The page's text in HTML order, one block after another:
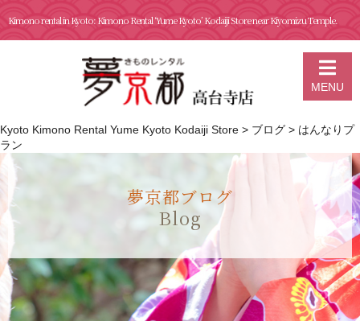
Kimono rental in Kyoto: Kimono Rental ‘Yume Kyoto’ Kodaiji Store near Kiyomizu Temple.
MENU
Kyoto Kimono Rental Yume Kyoto Kodaiji Store > ブログ > はんなりプ
ラン
夢京都ブログ
Blog